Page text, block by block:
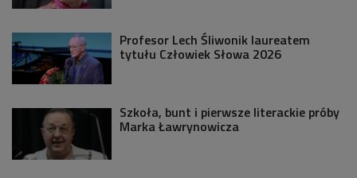
Profesor Lech Śliwonik laureatem
tytułu Człowiek Słowa 2026
Szkoła, bunt i pierwsze literackie próby
Marka Ławrynowicza